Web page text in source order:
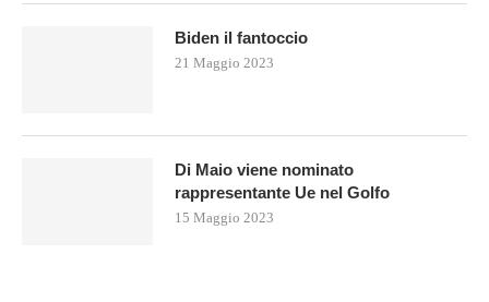
Biden il fantoccio
21 Maggio 2023
Di Maio viene nominato
rappresentante Ue nel Golfo
15 Maggio 2023